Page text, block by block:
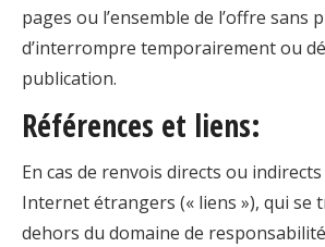
pages ou l’ensemble de l’offre sans
d’interrompre temporairement ou
publication.
Références et liens:
En cas de renvois directs ou
Internet étrangers (« liens »), qui se
dehors du domaine de